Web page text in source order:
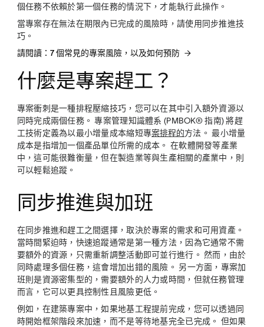
個任務不依賴於第一個任務的情況下，才能執行此操作。
當專案存在無法在期限內已完成的風險時，請使用同步推進技
巧。
請閱讀：7 個常見的專案風險，以及如何預防
什麼是專案趕工？
專案衝刺是一種排程壓縮技巧，您可以在其中引入額外資源以
同時完成兩個任務。 專案管理知識體系 (PMBOK® 指南) 將趕
工技術定義為以最小增量成本縮短專案排程的方法。 最小增量
成本是指增加一個產品單位所需的成本。 在軟體開發等產業
中，這可能很難衡量，但在製造業等與生產相關的產業中，則
可以輕鬆追蹤。
同步推進與加班
在同步推進和趕工之間選擇，取決於專案的需求和可用資產。
當時間緊迫時，快速追蹤通常是第一種方法，因為它通常不需
要額外的資源，只需重新調整活動即可並行進行。 然而，由於
同時處理多個任務，這會增加出錯的風險。 另一方面，專案加
班則是資源密集型的，需要額外的人力或時間，但就任務管理
而言，它可以更具控制性且風險更低。
例如，在建築專案中，如果地基工程提前完成，您可以透過同
時開始框架階段來加速，而不是等待地基完全已完成。 但如果